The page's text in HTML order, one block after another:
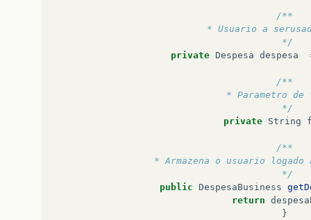
</div>
</h:form>
</body>
/**
* Usuario a
*/
private Despesa despesa
/**
* Parametro
*/
private String
/**
* Armazena o usuario
*/
public DespesaBusiness
return
}